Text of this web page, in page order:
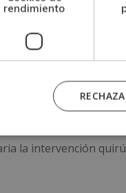
lesión que
está
de esta lesión
profunda y delicada,
la corteza
la intervención
rendimiento